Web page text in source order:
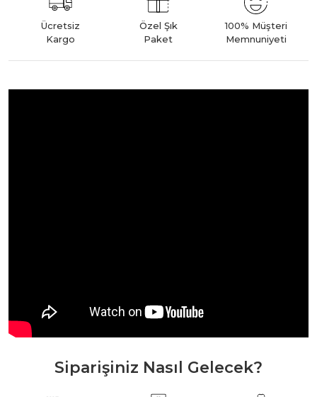
Ücretsiz
Kargo
Özel Şık
Paket
100% Müşteri
Memnuniyeti
Siparişiniz Nasıl Gelecek?